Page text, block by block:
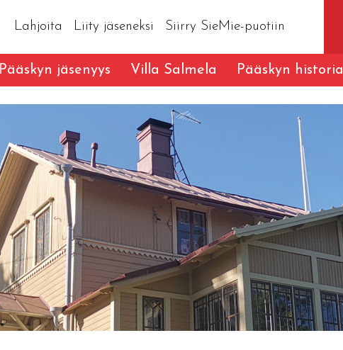
Lahjoita Liity jäseneksi Siirry SieMie-puotiin
Pääskyn jäsenyys Villa Salmela Pääskyn historia